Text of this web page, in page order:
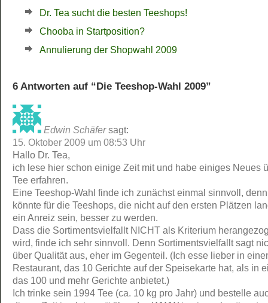
Dr. Tea sucht die besten Teeshops!
Chooba in Startposition?
Annulierung der Shopwahl 2009
6 Antworten auf “Die Teeshop-Wahl 2009”
Edwin Schäfer sagt:
15. Oktober 2009 um 08:53 Uhr
Hallo Dr. Tea,
ich lese hier schon einige Zeit mit und habe einiges Neues
Tee erfahren.
Eine Teeshop-Wahl finde ich zunächst einmal sinnvoll,
könnte für die Teeshops, die nicht auf den ersten Plätzen
ein Anreiz sein, besser zu werden.
Dass die Sortimentsvielfallt NICHT als Kriterium
wird, finde ich sehr sinnvoll. Denn Sortimentsvielfallt sagt
über Qualität aus, eher im Gegenteil. (Ich esse lieber in
Restaurant, das 10 Gerichte auf der Speisekarte hat, als in
das 100 und mehr Gerichte anbietet.)
Ich trinke sein 1994 Tee (ca. 10 kg pro Jahr) und bestelle